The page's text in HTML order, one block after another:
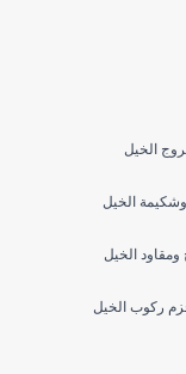
الخيل
الخيل
ومقاود الخيل
ركوب الخيل